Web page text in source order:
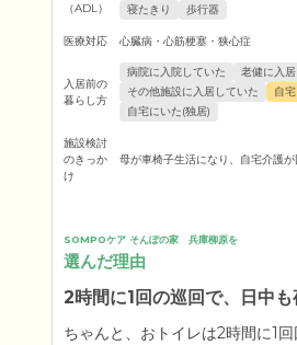
（ADL）
寝たきり
歩行器
医療対応 心臓病・心筋梗塞・狭心症
入居前の
暮らし方
病院に入院していた
老健に入
その他施設に入居していた
自
自宅にいた(独居)
施設検討
のきっか
け
母が車椅子生活になり、自宅介護
SOMPOケア そんぽの家　兵庫柳原を
選んだ理由
2時間に1回の巡回で、日中
ちゃんと、おトイレは2時間に1